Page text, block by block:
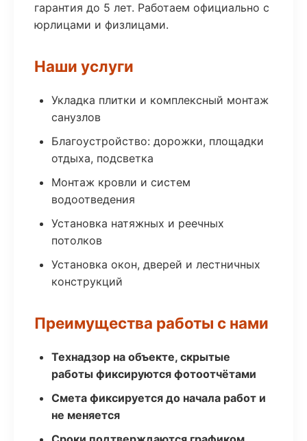
гарантия до 5 лет. Работаем официально с
юрлицами и физлицами.
Наши услуги
Укладка плитки и комплексный монтаж
санузлов
Благоустройство: дорожки, площадки
отдыха, подсветка
Монтаж кровли и систем
водоотведения
Установка натяжных и реечных
потолков
Установка окон, дверей и лестничных
конструкций
Преимущества работы с нами
Технадзор на объекте, скрытые
работы фиксируются фотоотчётами
Смета фиксируется до начала работ и
не меняется